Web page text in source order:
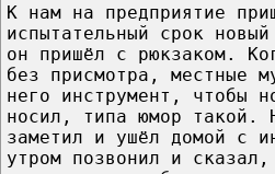
К нам на предприятие
испытательный срок
он пришёл с рюкзаком.
без присмотра, местные
него инструмент, чтобы
носил, типа юмор такой.
заметил и ушёл домой с
утром позвонил и